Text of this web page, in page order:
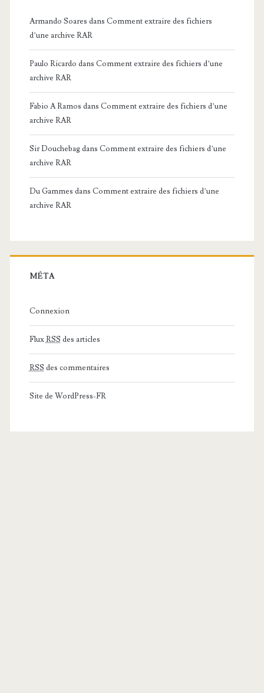
Armando Soares dans Comment extraire des fichiers
d’une archive RAR
Paulo Ricardo dans Comment extraire des fichiers d’une
archive RAR
Fabio A Ramos dans Comment extraire des fichiers d’une
archive RAR
Sir Douchebagdans Comment extraire des fichiers d’une
archive RAR
Du Gammes dans Comment extraire des fichiers d’une
archive RAR
MÉTA
Connexion
FluxRSS des articles
RSS des commentaires
Site de WordPress-FR